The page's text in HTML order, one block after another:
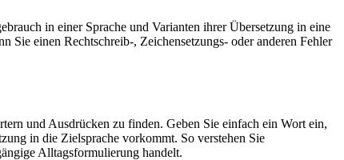
in einer Sprache und Varianten ihrer Übersetzung in eine
Sie einen Rechtschreib-, Zeichensetzungs- oder anderen Fehler
und Ausdrücken zu finden. Geben Sie einfach ein Wort ein,
in die Zielsprache vorkommt. So verstehen Sie
Alltagsformulierung handelt.